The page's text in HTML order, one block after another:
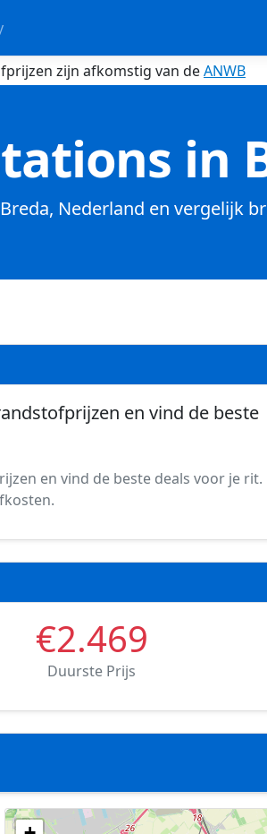
zijn afkomstig van deANWB
in
Nederland en vergelijk
en vind de beste
en vind de beste deals voor je rit.
€2.469
Duurste Prijs